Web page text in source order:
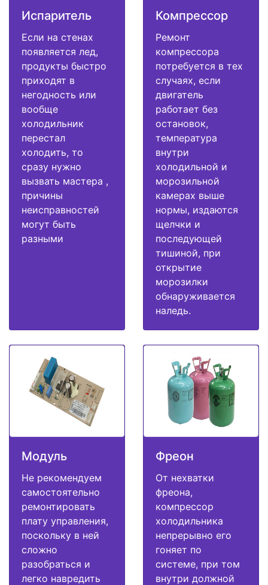
Испаритель
Если на стенах
появляется лед,
продукты быстро
приходят в
негодность или
вообще
холодильник
перестал
холодить, то
сразу нужно
вызвать мастера ,
причины
неисправностей
могут быть
разными
Компрессор
Ремонт
компрессора
потребуется в тех
случаях, если
двигатель
работает без
остановок,
температура
внутри
холодильной и
морозильной
камерах выше
нормы, издаются
щелчки и
последующей
тишиной, при
открытие
морозилки
обнаруживается
наледь.
Модуль
Не рекомендуем
самостоятельно
ремонтировать
плату управления,
поскольку в ней
сложно
разобраться и
легко навредить
Фреон
От нехватки
фреона,
компрессор
холодильника
непрерывно его
гоняет по
системе, при том
внутри должной